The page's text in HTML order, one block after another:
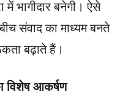
में भागीदार बनेगी। ऐसे
संवाद का माध्यम बनते
बढ़ाते हैं।
विशेष आकर्षण